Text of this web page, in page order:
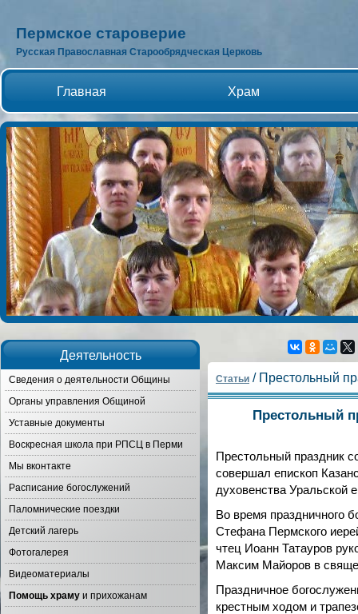
Пермское староверие
Русская Православная Старообрядческая Церковь
Главная Храм
Деятельность
Сведения о деятельности Общины
Органы управления Общиной
Уставные документы
Воскресная школа при РПСЦ в Перми
Мы вконтакте
Расписание богослужений
Паломнические поездки
Детский лагерь
Фотогалерея
Видеоматериалы
Помощь храму и прихожанам
Статьи / Престольный
Престольный
Престольный праздник
совершал епископ
духовенства Уральской
Во время праздничного
Стефана Пермского
чтец Иоанн Татауров
Максим Майоров в
Праздничное
крестным ходом и